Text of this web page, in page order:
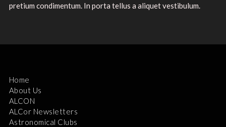
pretium condimentum. In porta tellus a aliquet vestibulum.
Home
About Us
ALCON
ALCor Newsletters
Astronomical Clubs